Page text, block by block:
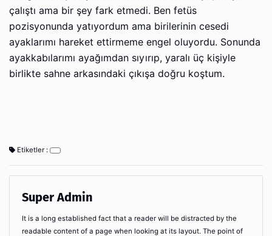
çalıştı ama bir şey fark etmedi. Ben fetüs
pozisyonunda yatıyordum ama birilerinin cesedi
ayaklarımı hareket ettirmeme engel oluyordu. Sonunda
ayakkabılarımı ayağımdan sıyırıp, yaralı üç kişiyle
birlikte sahne arkasındaki çıkışa doğru koştum.
Etiketler :
Super Admin
It is a long established fact that a reader will be distracted by the
readable content of a page when looking at its layout. The point of